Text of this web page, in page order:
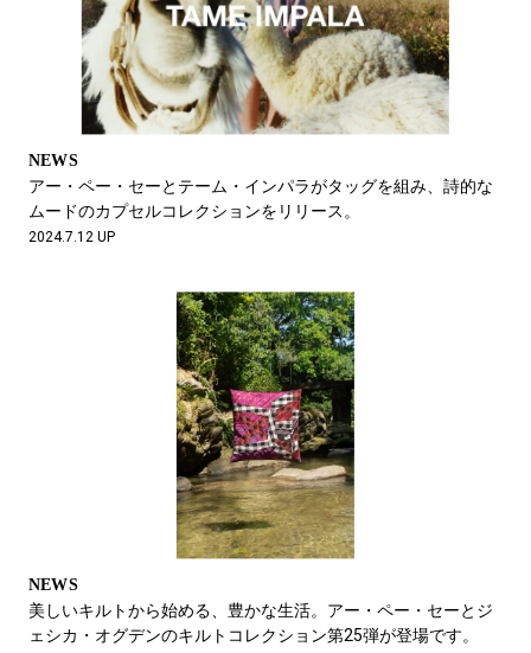
NEWS
アー・ペー・セーとテーム・インパラがタッグを組み、詩的な
ムードのカプセルコレクションをリリース。
2024.7.12 UP
NEWS
美しいキルトから始める、豊かな生活。アー・ペー・セーとジ
ェシカ・オグデンのキルトコレクション第25弾が登場です。